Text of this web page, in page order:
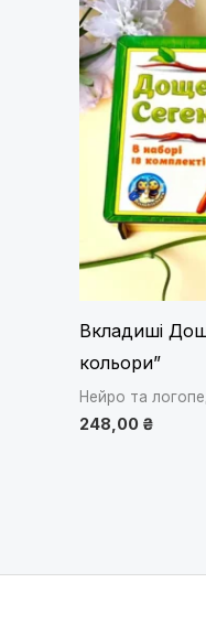
Вкладиші
кольори”
Нейро та
248,00 ₴